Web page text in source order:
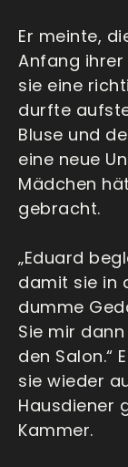
Er meinte,
Anfang ihrer
sie eine
durfte
Bluse und
eine neue
Mädchen
gebracht.
„Eduard
damit sie in
dumme
Sie mir
den Salon.“
sie wieder
Hausdiener
Kammer.